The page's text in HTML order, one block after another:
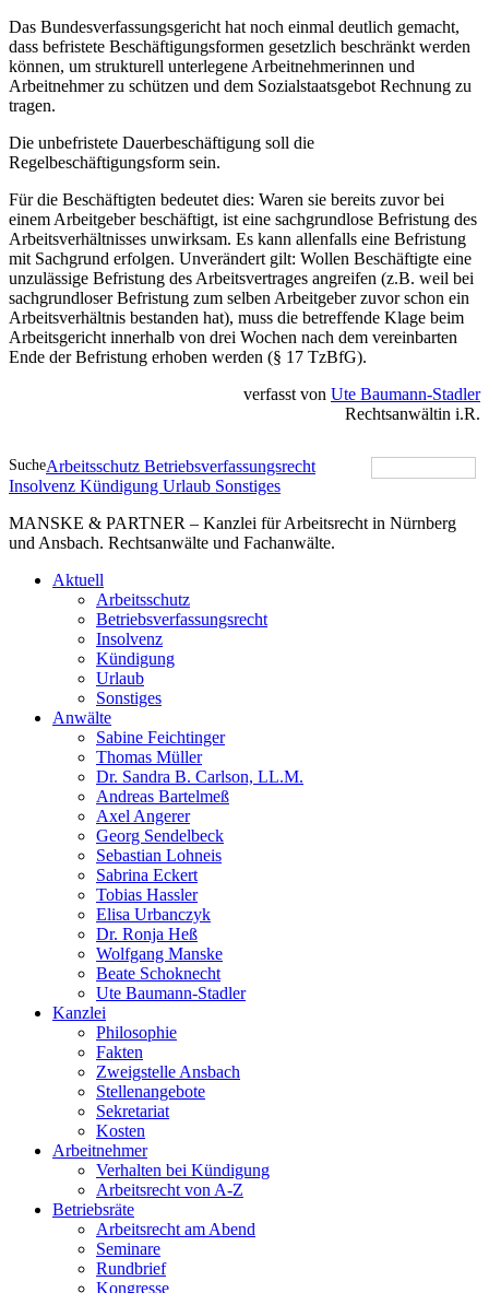
Das Bundesverfassungsgericht hat noch einmal deutlich gemacht,
dass befristete Beschäftigungsformen gesetzlich beschränkt werden
können, um strukturell unterlegene Arbeitnehmerinnen und
Arbeitnehmer zu schützen und dem Sozialstaatsgebot Rechnung zu
tragen.
Die unbefristete Dauerbeschäftigung soll die
Regelbeschäftigungsform sein.
Für die Beschäftigten bedeutet dies: Waren sie bereits zuvor bei
einem Arbeitgeber beschäftigt, ist eine sachgrundlose Befristung des
Arbeitsverhältnisses unwirksam. Es kann allenfalls eine Befristung
mit Sachgrund erfolgen. Unverändert gilt: Wollen Beschäftigte eine
unzulässige Befristung des Arbeitsvertrages angreifen (z.B. weil bei
sachgrundloser Befristung zum selben Arbeitgeber zuvor schon ein
Arbeitsverhältnis bestanden hat), muss die betreffende Klage beim
Arbeitsgericht innerhalb von drei Wochen nach dem vereinbarten
Ende der Befristung erhoben werden (§ 17 TzBfG).
verfasst von Ute Baumann-Stadler
Rechtsanwältin i.R.
SucheArbeitsschutz Betriebsverfassungsrecht
Insolvenz Kündigung Urlaub Sonstiges
MANSKE & PARTNER – Kanzlei für Arbeitsrecht in Nürnberg
und Ansbach. Rechtsanwälte und Fachanwälte.
Aktuell
Arbeitsschutz
Betriebsverfassungsrecht
Insolvenz
Kündigung
Urlaub
Sonstiges
Anwälte
Sabine Feichtinger
Thomas Müller
Dr. Sandra B. Carlson, LL.M.
Andreas Bartelmeß
Axel Angerer
Georg Sendelbeck
Sebastian Lohneis
Sabrina Eckert
Tobias Hassler
Elisa Urbanczyk
Dr. Ronja Heß
Wolfgang Manske
Beate Schoknecht
Ute Baumann-Stadler
Kanzlei
Philosophie
Fakten
Zweigstelle Ansbach
Stellenangebote
Sekretariat
Kosten
Arbeitnehmer
Verhalten bei Kündigung
Arbeitsrecht von A-Z
Betriebsräte
Arbeitsrecht am Abend
Seminare
Rundbrief
Kongresse